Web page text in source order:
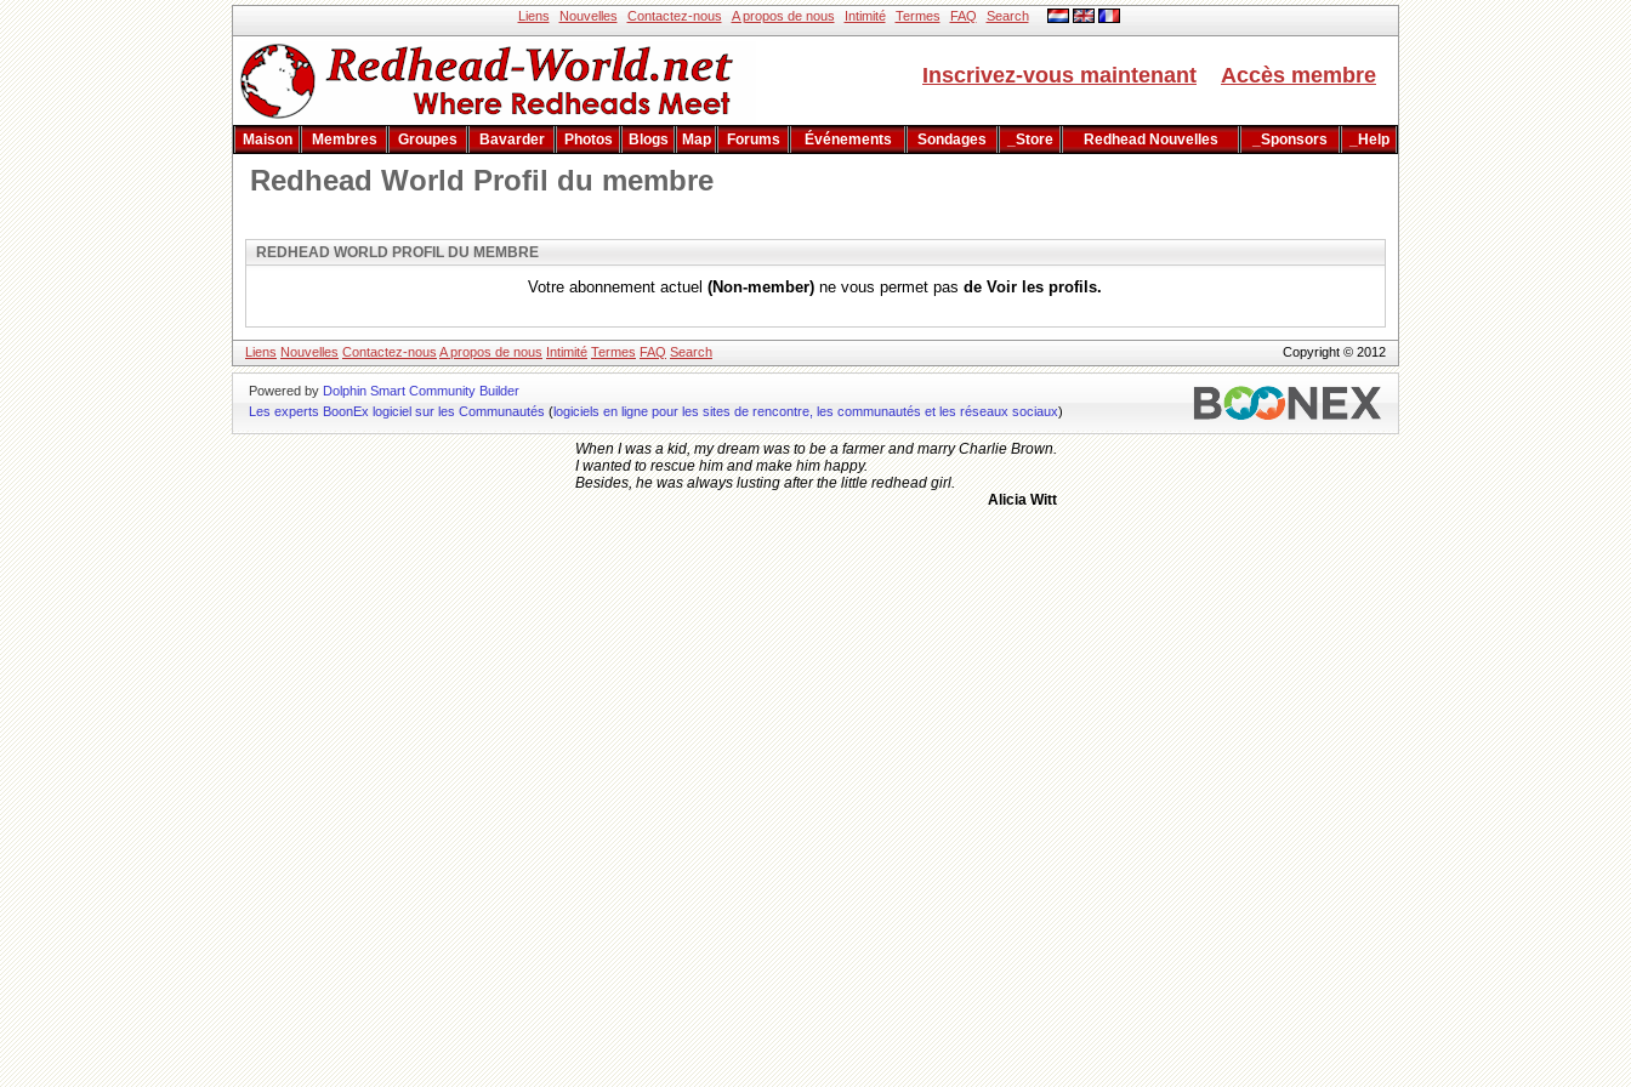
Liens Nouvelles Contactez-nous A propos de nous Intimité Termes FAQ Search
Inscrivez-vous maintenant Accès membre
Maison Membres Groupes Bavarder Photos Blogs Map Forums Événements Sondages _Store Redhead Nouvelles _Sponsors _Help
Redhead World Profil du membre
REDHEAD WORLD PROFIL DU MEMBRE
Votre abonnement actuel(Non-member) ne vous permet pasde Voir les profils.
Liens Nouvelles Contactez-nous A propos de nous Intimité Termes FAQ Search Copyright © 2012
Powered by Dolphin Smart Community Builder
Les experts BoonEx logiciel sur les Communautés (logiciels en ligne pour les sites de rencontre, les communautés et les réseaux sociaux)
When I was a kid, my dream was to be a farmer and marry Charlie Brown.
I wanted to rescue him and make him happy.
Besides, he was always lusting after the little redhead girl.
Alicia Witt